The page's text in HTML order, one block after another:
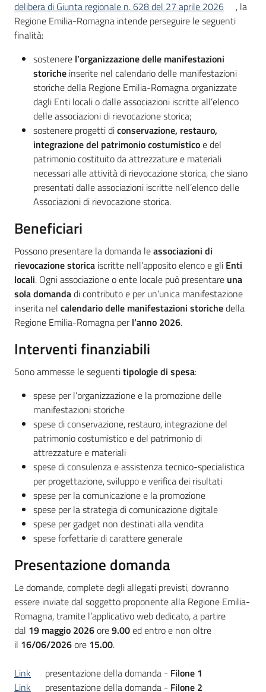
delibera di Giunta regionale n. 628 del 27 aprile 2026
, la
Regione Emilia-Romagna intende perseguire le seguenti
finalità:
sostenere l’organizzazione delle manifestazioni
storiche inserite nel calendario delle manifestazioni
storiche della Regione Emilia-Romagna organizzate
dagli Enti locali o dalle associazioni iscritte all’elenco
delle associazioni di rievocazione storica;
sostenere progetti diconservazione, restauro,
integrazione del patrimonio costumisticoe del
patrimonio costituito da attrezzature e materiali
necessari alle attività di rievocazione storica, che siano
presentati dalle associazioni iscritte nell’elenco delle
Associazioni di rievocazione storica.
Beneficiari
Possono presentare la domanda leassociazioni di
rievocazione storica iscritte nell’apposito elenco e gli Enti
locali. Ogni associazione o ente locale può presentare una
sola domandadi contributo e per un’unica manifestazione
inserita nel calendario delle manifestazioni storichedella
Regione Emilia-Romagna perl’anno 2026.
Interventi finanziabili
Sono ammesse le seguentitipologie di spesa:
spese per l’organizzazione e la promozione delle
manifestazioni storiche
spese di conservazione, restauro, integrazione del
patrimonio costumistico e del patrimonio di
attrezzature e materiali
spese di consulenza e assistenza tecnico-specialistica
per progettazione, sviluppo e verifica dei risultati
spese per la comunicazione e la promozione
spese per la strategia di comunicazione digitale
spese per gadget non destinati alla vendita
spese forfettarie di carattere generale
Presentazione domanda
Le domande, complete degli allegati previsti, dovranno
essere inviate dal soggetto proponente alla Regione Emilia-
Romagna, tramite l’applicativo web dedicato, a partire
dal 19 maggio 2026ore9.00ed entro e non oltre
il 16/06/2026ore 15.00.
Link
presentazione della domanda - Filone 1
Link
presentazione della domanda - Filone 2